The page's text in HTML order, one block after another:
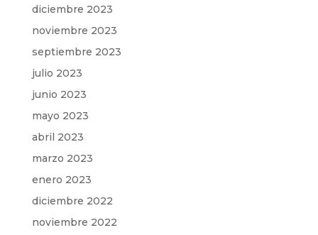
diciembre 2023
noviembre 2023
septiembre 2023
julio 2023
junio 2023
mayo 2023
abril 2023
marzo 2023
enero 2023
diciembre 2022
noviembre 2022